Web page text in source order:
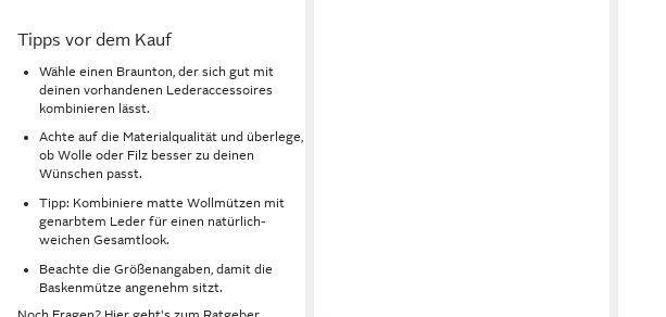
Tipps vor dem Kauf
Wähle einen Braunton, der sich gut mit
deinen vorhandenen Lederaccessoires
kombinieren lässt.
Achte auf die Materialqualität und überlege,
ob Wolle oder Filz besser zu deinen
Wünschen passt.
Tipp: Kombiniere matte Wollmützen mit
genarbtem Leder für einen natürlich-
weichen Gesamtlook.
Beachte die Größenangaben, damit die
Baskenmütze angenehm sitzt.